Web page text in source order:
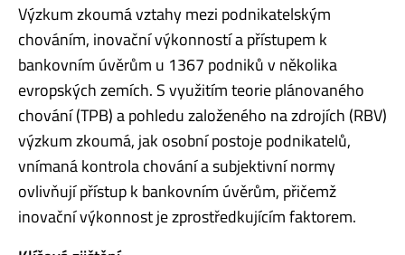
Výzkum zkoumá vztahy mezi podnikatelským
chováním, inovační výkonností a přístupem k
bankovním úvěrům u 1367 podniků v několika
evropských zemích. S využitím teorie plánovaného
chování (TPB) a pohledu založeného na zdrojích (RBV)
výzkum zkoumá, jak osobní postoje podnikatelů,
vnímaná kontrola chování a subjektivní normy
ovlivňují přístup k bankovním úvěrům, přičemž
inovační výkonnost je zprostředkujícím faktorem.